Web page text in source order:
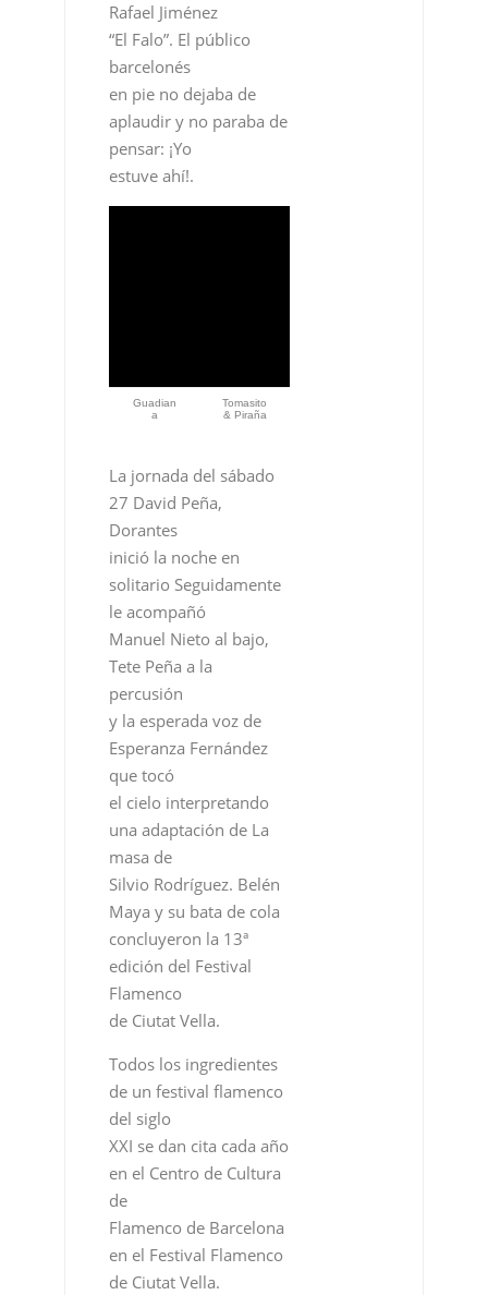
Rafael Jiménez
“El Falo”. El público
barcelonés
en pie no dejaba de
aplaudir y no paraba de
pensar: ¡Yo
estuve ahí!.
Guadian
a
Tomasito
& Piraña
La jornada del sábado
27 David Peña,
Dorantes
inició la noche en
solitario Seguidamente
le acompañó
Manuel Nieto al bajo,
Tete Peña a la
percusión
y la esperada voz de
Esperanza Fernández
que tocó
el cielo interpretando
una adaptación de La
masa de
Silvio Rodríguez. Belén
Maya y su bata de cola
concluyeron la 13ª
edición del Festival
Flamenco
de Ciutat Vella.
Todos los ingredientes
de un festival flamenco
del siglo
XXI se dan cita cada año
en el Centro de Cultura
de
Flamenco de Barcelona
en el Festival Flamenco
de Ciutat Vella.